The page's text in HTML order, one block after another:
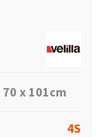
70 x 101cm
4S